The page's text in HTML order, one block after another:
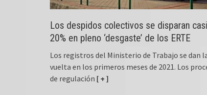
Los despidos colectivos se disparan
20% en pleno ‘desgaste’ de los ERTE
Los registros del Ministerio de Trabajo se dan
vuelta en los primeros meses de 2021. Los
de regulación [ + ]